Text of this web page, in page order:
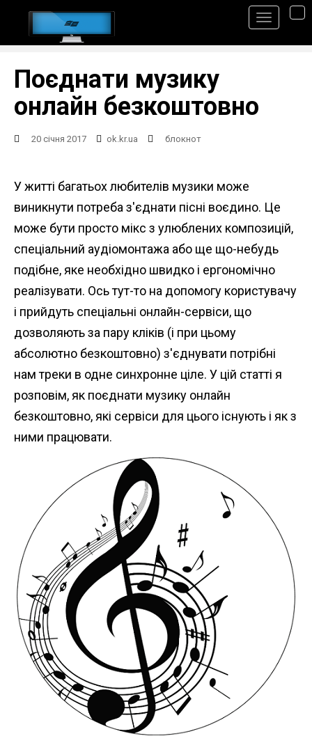
Поєднати музику
онлайн безкоштовно
20 січня 2017 ok.kr.ua блокнот
У житті багатьох любителів музики може
виникнути потреба з'єднати пісні воєдино. Це
може бути просто мікс з улюблених композицій,
спеціальний аудіомонтажа або ще що-небудь
подібне, яке необхідно швидко і ергономічно
реалізувати. Ось тут-то на допомогу користувачу
і прийдуть спеціальні онлайн-сервіси, що
дозволяють за пару кліків (і при цьому
абсолютно безкоштовно) з'єднувати потрібні
нам треки в одне синхронне ціле. У цій статті я
розповім, як поєднати музику онлайн
безкоштовно, які сервіси для цього існують і як з
ними працювати.